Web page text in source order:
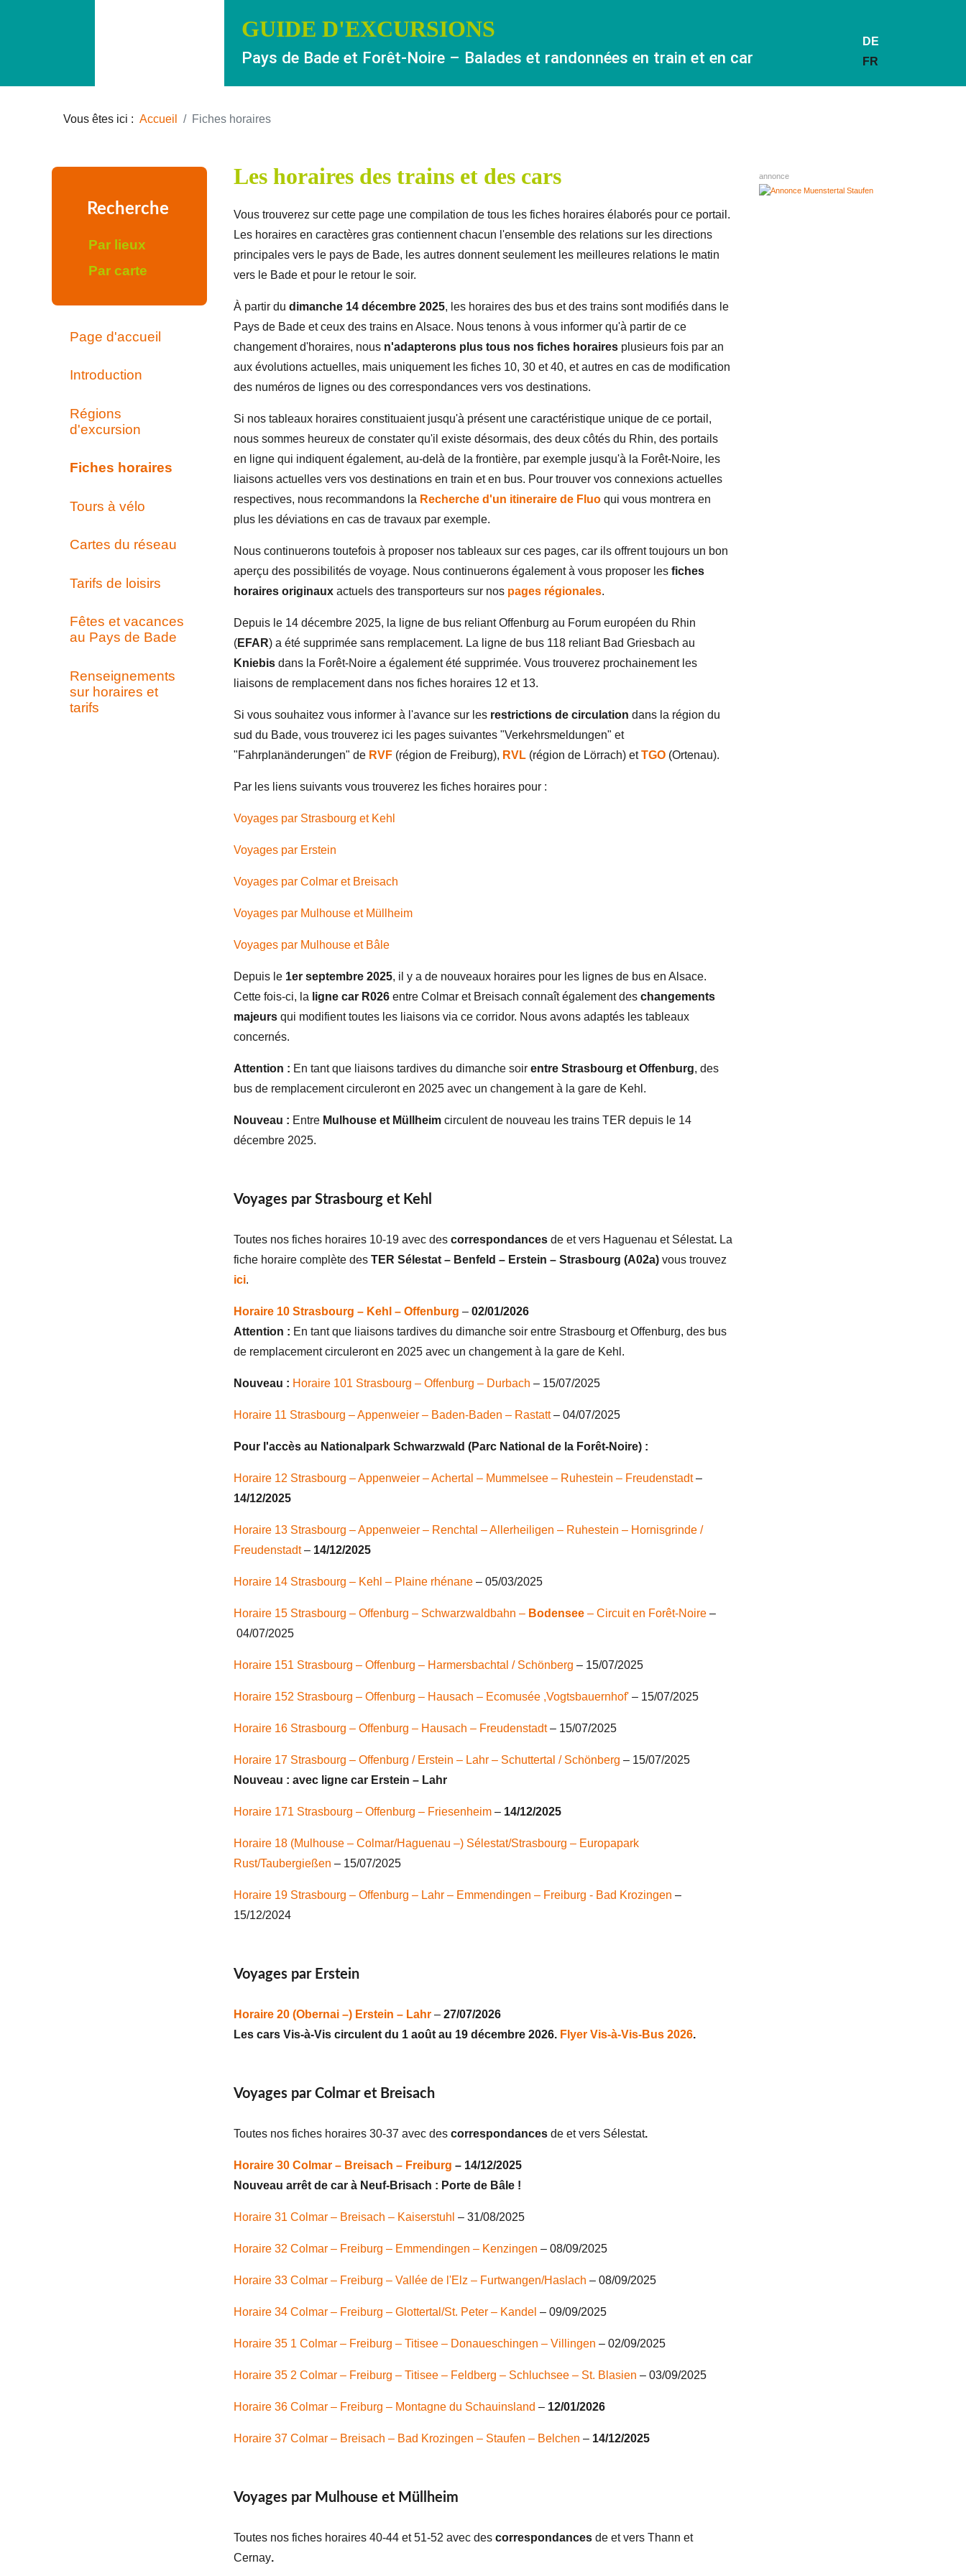
GUIDE D'EXCURSIONS
Pays de Bade et Forêt-Noire – Balades et randonnées en train et en car
DE
FR
Vous êtes ici : Accueil Fiches horaires
Recherche
Par lieux
Par carte
Page d'accueil
Introduction
Régions
d'excursion
Fiches horaires
Tours à vélo
Cartes du réseau
Tarifs de loisirs
Fêtes et vacances
au Pays de Bade
Renseignements
sur horaires et
tarifs
Les horaires des trains et des cars
Vous trouverez sur cette page une compilation de tous les fiches horaires élaborés pour ce portail.
Les horaires en caractères gras contiennent chacun l'ensemble des relations sur les directions
principales vers le pays de Bade, les autres donnent seulement les meilleures relations le matin
vers le Bade et pour le retour le soir.
À partir du dimanche 14 décembre 2025, les horaires des bus et des trains sont modifiés dans le
Pays de Bade et ceux des trains en Alsace. Nous tenons à vous informer qu'à partir de ce
changement d'horaires, nous n'adapterons plus tous nos fiches horaires plusieurs fois par an
aux évolutions actuelles, mais uniquement les fiches 10, 30 et 40, et autres en cas de modification
des numéros de lignes ou des correspondances vers vos destinations.
Si nos tableaux horaires constituaient jusqu'à présent une caractéristique unique de ce portail,
nous sommes heureux de constater qu'il existe désormais, des deux côtés du Rhin, des portails
en ligne qui indiquent également, au-delà de la frontière, par exemple jusqu'à la Forêt-Noire, les
liaisons actuelles vers vos destinations en train et en bus. Pour trouver vos connexions actuelles
respectives, nous recommandons la Recherche d'un itineraire de Fluo qui vous montrera en
plus les déviations en cas de travaux par exemple.
Nous continuerons toutefois à proposer nos tableaux sur ces pages, car ils offrent toujours un bon
aperçu des possibilités de voyage. Nous continuerons également à vous proposer les fiches
horaires originaux actuels des transporteurs sur nos pages régionales.
Depuis le 14 décembre 2025, la ligne de bus reliant Offenburg au Forum européen du Rhin
(EFAR) a été supprimée sans remplacement. La ligne de bus 118 reliant Bad Griesbach au
Kniebis dans la Forêt-Noire a également été supprimée. Vous trouverez prochainement les
liaisons de remplacement dans nos fiches horaires 12 et 13.
Si vous souhaitez vous informer à l'avance sur les restrictions de circulation dans la région du
sud du Bade, vous trouverez ici les pages suivantes "Verkehrsmeldungen" et
"Fahrplanänderungen" de RVF (région de Freiburg), RVL (région de Lörrach) etTGO (Ortenau).
Par les liens suivants vous trouverez les fiches horaires pour :
Voyages par Strasbourg et Kehl
Voyages par Erstein
Voyages par Colmar et Breisach
Voyages par Mulhouse et Müllheim
Voyages par Mulhouse et Bâle
Depuis le 1er septembre 2025, il y a de nouveaux horaires pour les lignes de bus en Alsace.
Cette fois-ci, la ligne car R026 entre Colmar et Breisach connaît également des changements
majeurs qui modifient toutes les liaisons via ce corridor. Nous avons adaptés les tableaux
concernés.
Attention : En tant que liaisons tardives du dimanche soir entre Strasbourg et Offenburg, des
bus de remplacement circuleront en 2025 avec un changement à la gare de Kehl.
Nouveau : Entre Mulhouse et Müllheim circulent de nouveau les trains TER depuis le 14
décembre 2025.
Voyages par Strasbourg et Kehl
Toutes nos fiches horaires 10-19 avec des correspondances de et vers Haguenau et Sélestat. La
fiche horaire complète des TER Sélestat – Benfeld – Erstein – Strasbourg (A02a) vous trouvez
ici.
Horaire 10 Strasbourg – Kehl – Offenburg – 02/01/2026
Attention : En tant que liaisons tardives du dimanche soir entre Strasbourg et Offenburg, des bus
de remplacement circuleront en 2025 avec un changement à la gare de Kehl.
Nouveau : Horaire 101 Strasbourg – Offenburg – Durbach – 15/07/2025
Horaire 11 Strasbourg – Appenweier – Baden-Baden – Rastatt– 04/07/2025
Pour l'accès au Nationalpark Schwarzwald (Parc National de la Forêt-Noire) :
Horaire 12 Strasbourg – Appenweier – Achertal – Mummelsee – Ruhestein – Freudenstadt–
14/12/2025
Horaire 13 Strasbourg – Appenweier – Renchtal – Allerheiligen – Ruhestein – Hornisgrinde /
Freudenstadt– 14/12/2025
Horaire 14 Strasbourg – Kehl – Plaine rhénane – 05/03/2025
Horaire 15 Strasbourg – Offenburg – Schwarzwaldbahn – Bodensee – Circuit en Forêt-Noire –
04/07/2025
Horaire 151 Strasbourg – Offenburg – Harmersbachtal / Schönberg – 15/07/2025
Horaire 152 Strasbourg – Offenburg – Hausach – Ecomusée ,Vogtsbauernhof' – 15/07/2025
Horaire 16 Strasbourg – Offenburg – Hausach – Freudenstadt– 15/07/2025
Horaire 17 Strasbourg – Offenburg / Erstein – Lahr – Schuttertal / Schönberg – 15/07/2025
Nouveau : avec ligne car Erstein – Lahr
Horaire 171 Strasbourg – Offenburg – Friesenheim – 14/12/2025
Horaire 18 (Mulhouse – Colmar/Haguenau –) Sélestat/Strasbourg – Europapark
Rust/Taubergießen – 15/07/2025
Horaire 19 Strasbourg – Offenburg – Lahr – Emmendingen – Freiburg - Bad Krozingen –
15/12/2024
Voyages par Erstein
Horaire 20 (Obernai –) Erstein – Lahr – 27/07/2026
Les cars Vis-à-Vis circulent du 1 août au 19 décembre 2026. Flyer Vis-à-Vis-Bus 2026.
Voyages par Colmar et Breisach
Toutes nos fiches horaires 30-37 avec des correspondances de et vers Sélestat.
Horaire 30 Colmar – Breisach – Freiburg – 14/12/2025
Nouveau arrêt de car à Neuf-Brisach : Porte de Bâle !
Horaire 31 Colmar – Breisach – Kaiserstuhl – 31/08/2025
Horaire 32 Colmar – Freiburg – Emmendingen – Kenzingen – 08/09/2025
Horaire 33 Colmar – Freiburg – Vallée de l'Elz – Furtwangen/Haslach – 08/09/2025
Horaire 34 Colmar – Freiburg – Glottertal/St. Peter – Kandel – 09/09/2025
Horaire 35 1 Colmar – Freiburg – Titisee – Donaueschingen – Villingen – 02/09/2025
Horaire 35 2 Colmar – Freiburg – Titisee – Feldberg – Schluchsee – St. Blasien – 03/09/2025
Horaire 36 Colmar – Freiburg – Montagne du Schauinsland – 12/01/2026
Horaire 37 Colmar – Breisach – Bad Krozingen – Staufen – Belchen – 14/12/2025
Voyages par Mulhouse et Müllheim
Toutes nos fiches horaires 40-44 et 51-52 avec des correspondances de et vers Thann et
Cernay.
annonce